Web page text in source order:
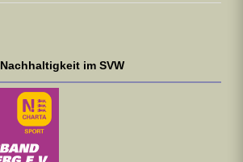
Nachhaltigkeit im SVW